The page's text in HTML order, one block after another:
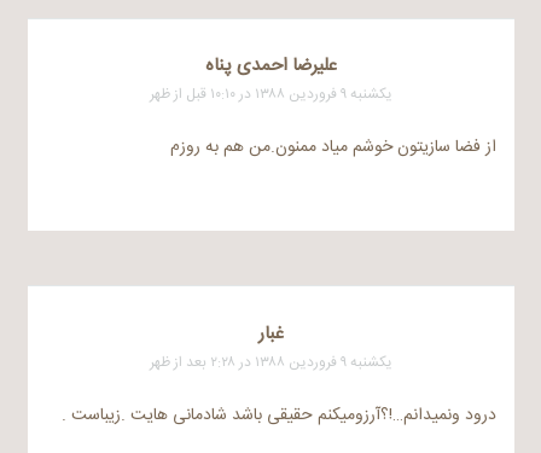
علیرضا احمدی پناه
یکشنبه ۹ فروردین ۱۳۸۸ در ۱۰:۱۰ قبل از ظهر
از فضا سازیتون خوشم میاد ممنون.من هم به روزم
غبار
یکشنبه ۹ فروردین ۱۳۸۸ در ۲:۲۸ بعد از ظهر
درود ونمیدانم…!؟آرزومیکنم حقیقی باشد شادمانی هایت .زیباست .